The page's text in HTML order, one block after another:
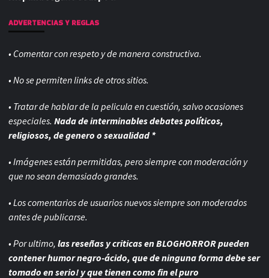
ADVERTENCIAS Y REGLAS
• Comentar con respeto y de manera constructiva.
• No se permiten links de otros sitios.
• Tratar de hablar de la pelicula en cuestión, salvo ocasiones
especiales. Nada de interminables debates políticos,
religiosos, de genero o sexualidad *
• Imágenes están permitidas, pero siempre conmoderación y
que no sean demasiado grandes.
• Los comentarios de usuarios nuevos siempre son moderados
antes de publicarse.
• Por ultimo, las reseñas y criticas en BLOGHORROR pueden
contener humor negro-ácido, que de ninguna forma debe ser
tomado en serio! y que tienen como fin el puro